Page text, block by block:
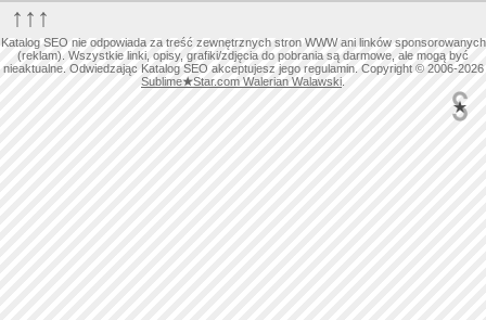
↑↑↑
Katalog SEO nie odpowiada za treść zewnętrznych stron WWW ani linków sponsorowanych
(reklam). Wszystkie linki, opisy, grafiki/zdjęcia do pobrania są darmowe, ale mogą być
nieaktualne. Odwiedzając Katalog SEO akceptujesz jego regulamin. Copyright © 2006-2026
Sublime★Star.com Walerian Walawski